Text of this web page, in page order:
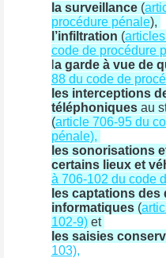
la surveillance(
procédure pénale),
l’infiltration (
code de procédure
a garde à vue de
88 du code de
les interceptions
téléphoniquesau
(article 706-95 du
pénale),
les sonorisations
certains lieux et
à 706-102 du code
les captations des
informatiques(
102-9)et
les saisies
103),